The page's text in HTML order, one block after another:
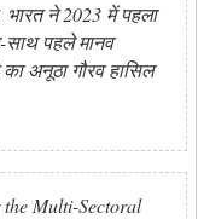
ने 2023 में पहला
साथ पहले मानव
अनूठा गौरव हासिल
Multi-Sectoral